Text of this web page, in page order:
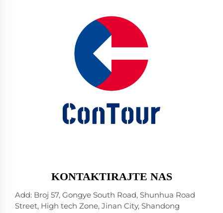
KONTAKTIRAJTE NAS
Add: Broj 57, Gongye South Road, Shunhua Road
Street, High tech Zone, Jinan City, Shandong